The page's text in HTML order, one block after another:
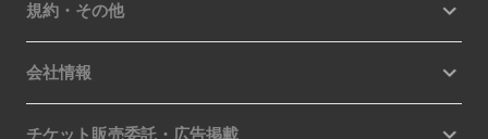
規約・その他
会社情報
チケット販売委託・広告掲載